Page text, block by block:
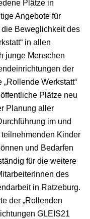
Plätze in
Angebote für
Beweglichkeit des
in allen
junge Menschen
der
Werkstatt“
Plätze neu
Planung aller
im und
Kinder
und Bedarfen
für die weitere
des
in Ratzeburg.
der „Rollenden
GLEIS21